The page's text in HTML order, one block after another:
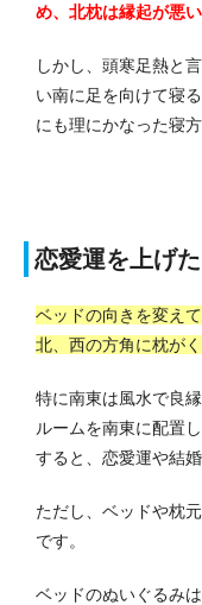
め、北枕は縁起が悪い
しかし、頭寒足熱と
い南に足を向けて寝
にも理にかなった寝
恋愛運を上げ
ベッドの向きを変え
北、西の方角に枕が
特に南東は風水で良
ルームを南東に配置
すると、恋愛運や結
ただし、ベッドや枕
です。
ベッドのぬいぐるみ